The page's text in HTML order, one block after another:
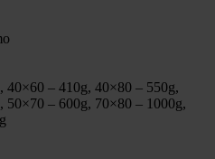
40×60 – 410g, 40×80 – 550g,
50×70 – 600g, 70×80 – 1000g,